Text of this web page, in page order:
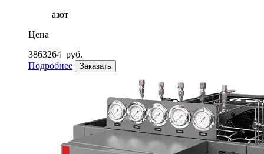
азот
Цена
3863264 руб.
Подробнее
Заказать